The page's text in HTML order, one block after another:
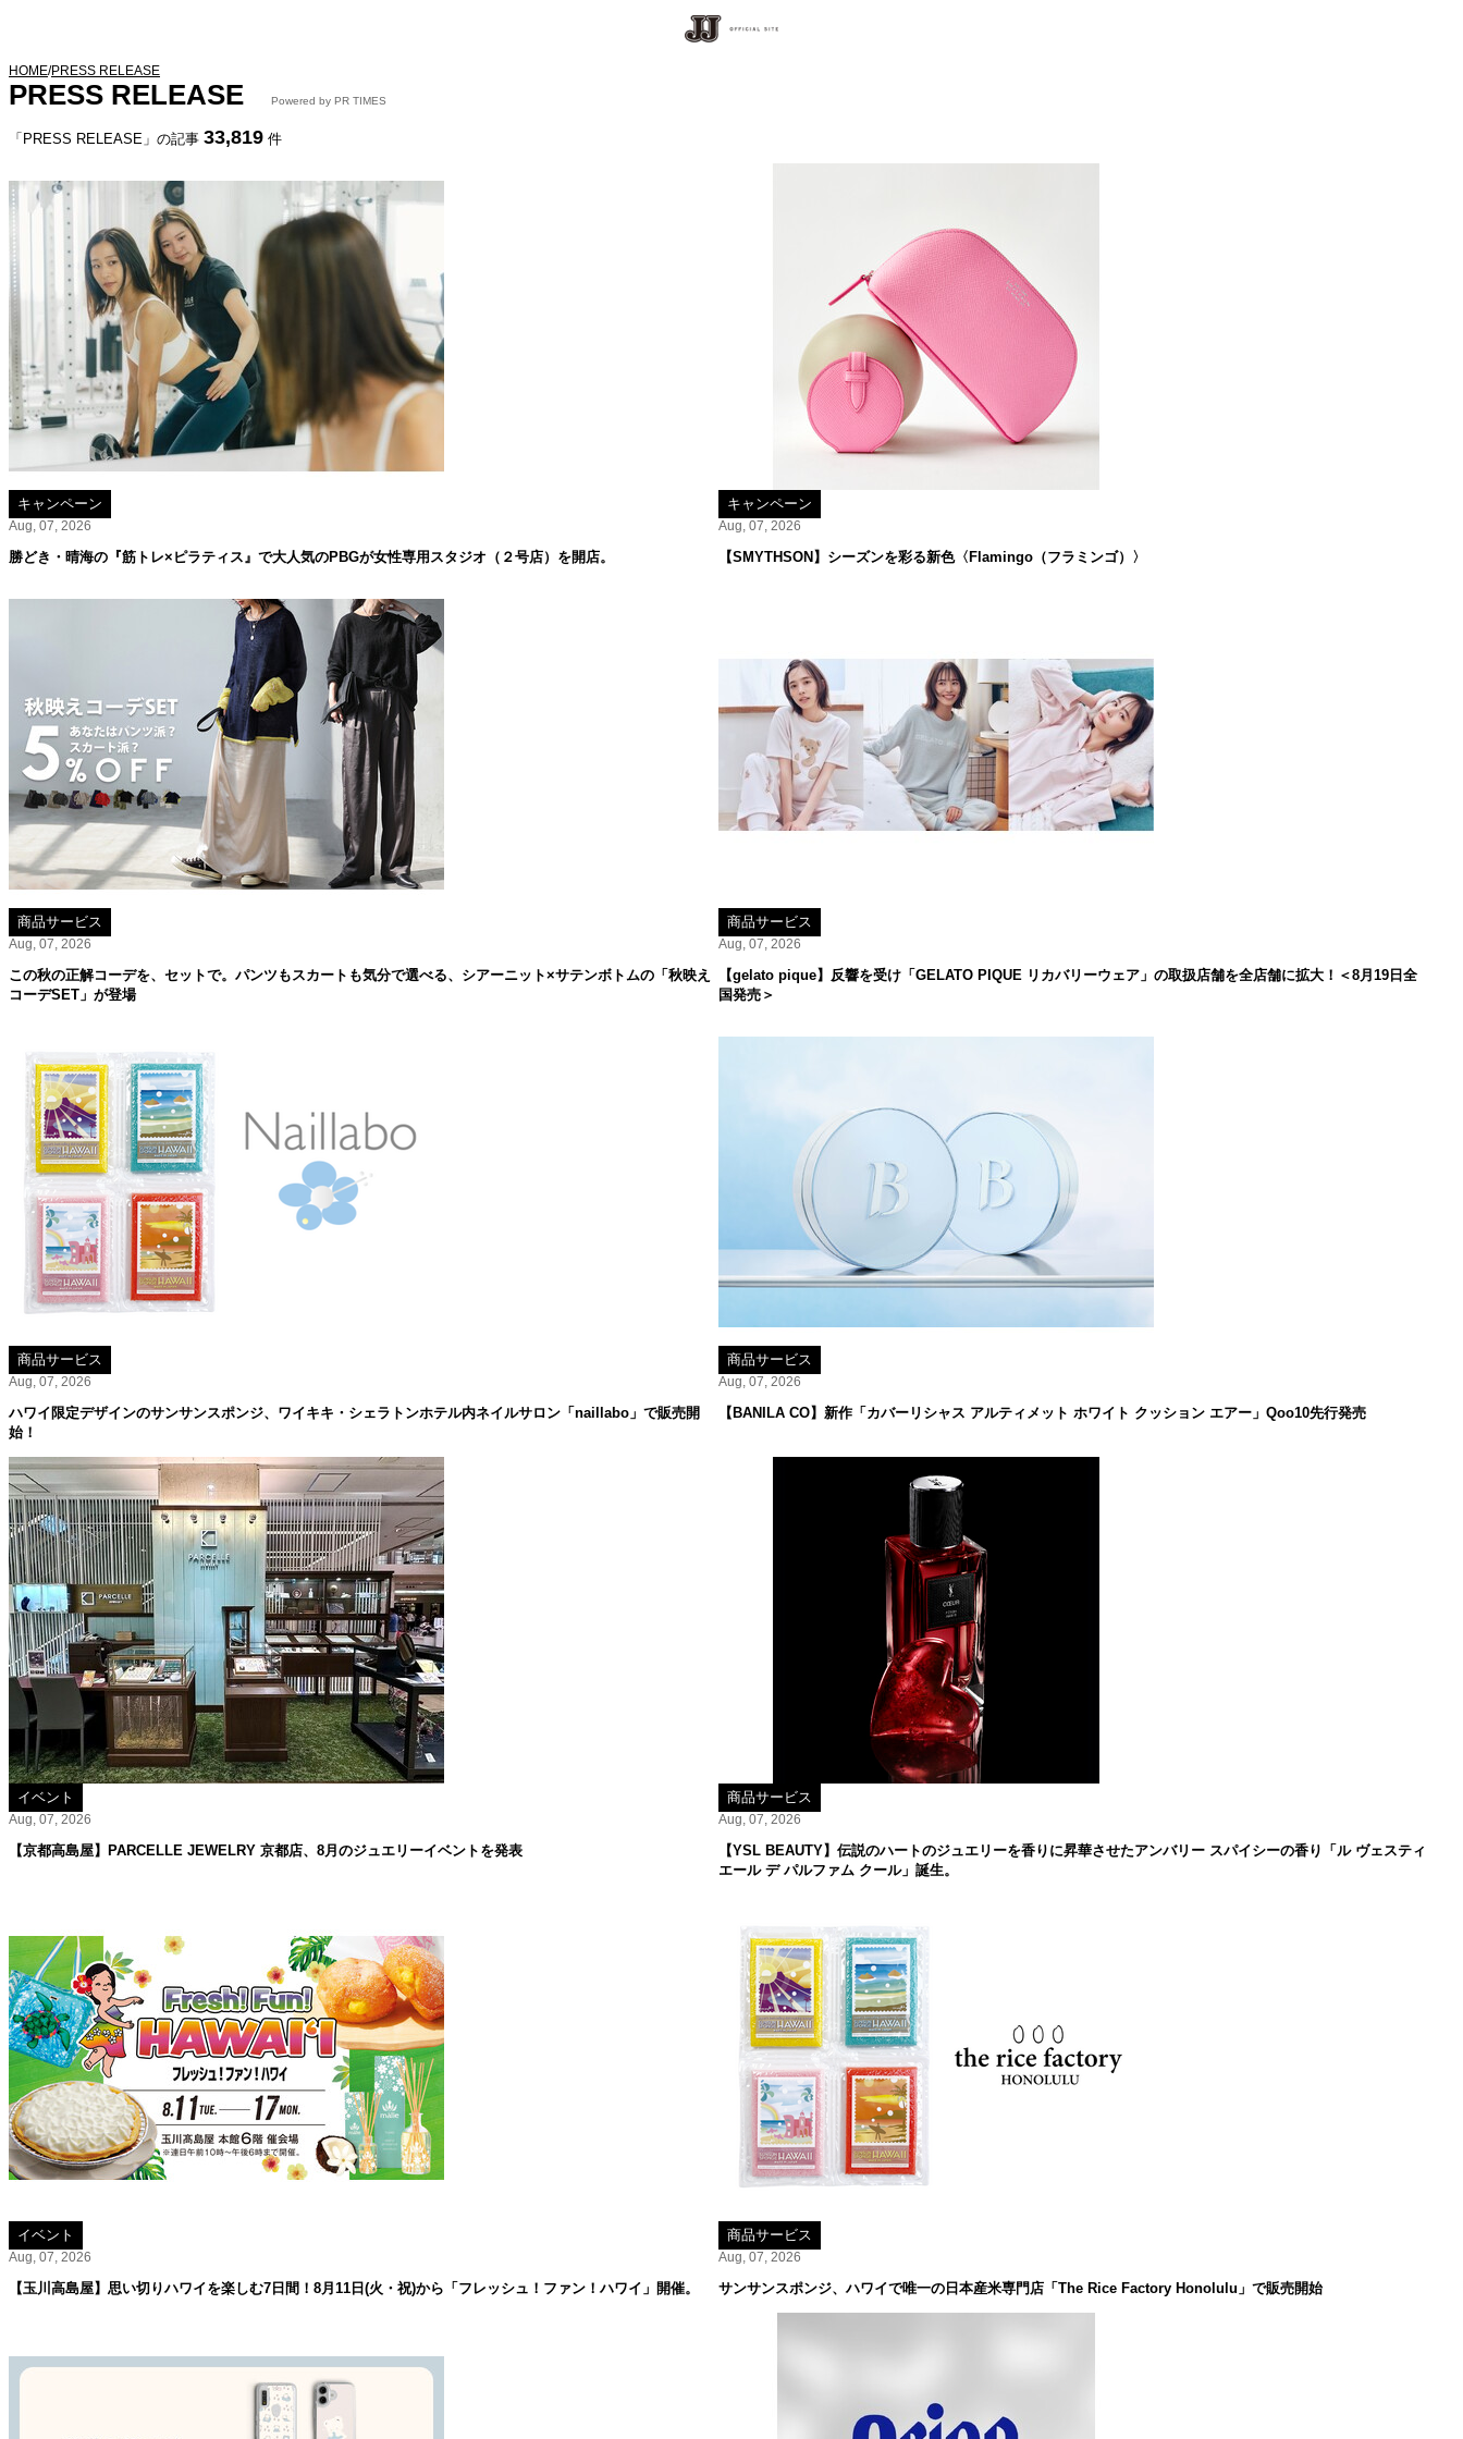
HOME/PRESS RELEASE
PRESS RELEASE Powered by PR TIMES
「PRESS RELEASE」の記事 33,819 件
キャンペーン
Aug, 07, 2026
勝どき・晴海の『筋トレ×ピラティス』で大人気のPBGが女性専用スタジオ（２号店）を開店。
キャンペーン
Aug, 07, 2026
【SMYTHSON】シーズンを彩る新色〈Flamingo（フラミンゴ）〉
商品サービス
Aug, 07, 2026
この秋の正解コーデを、セットで。パンツもスカートも気分で選べる、シアーニット×サテンボトムの「秋映え
コーデSET」が登場
商品サービス
Aug, 07, 2026
【gelato pique】反響を受け「GELATO PIQUE リカバリーウェア」の取扱店舗を全店舗に拡大！＜8月19日全
国発売＞
商品サービス
Aug, 07, 2026
ハワイ限定デザインのサンサンスポンジ、ワイキキ・シェラトンホテル内ネイルサロン「naillabo」で販売開
始！
商品サービス
Aug, 07, 2026
【BANILA CO】新作「カバーリシャス アルティメット ホワイト クッション エアー」Qoo10先行発売
イベント
Aug, 07, 2026
【京都高島屋】PARCELLE JEWELRY 京都店、8月のジュエリーイベントを発表
商品サービス
Aug, 07, 2026
【YSL BEAUTY】伝説のハートのジュエリーを香りに昇華させたアンバリー スパイシーの香り「ル ヴェスティ
エール デ パルファム クール」誕生。
イベント
Aug, 07, 2026
【玉川高島屋】思い切りハワイを楽しむ7日間！8月11日(火・祝)から「フレッシュ！ファン！ハワイ」開催。
商品サービス
Aug, 07, 2026
サンサンスポンジ、ハワイで唯一の日本産米専門店「The Rice Factory Honolulu」で販売開始